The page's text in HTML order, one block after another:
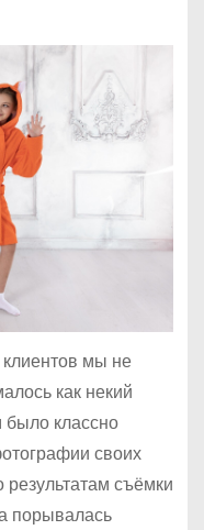
мы не
как некий
было классно
своих
съёмки
порывалась